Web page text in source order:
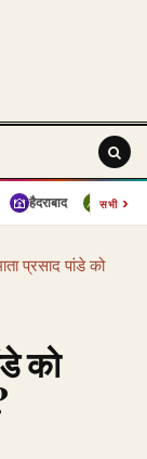
हैदराबाद पुणे
सभी›
प्रसाद पांडे को
को